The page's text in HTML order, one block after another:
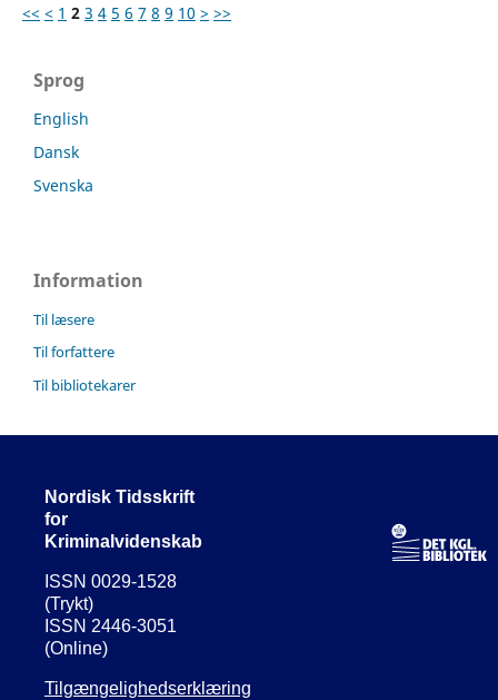
<< < 1 2 3 4 5 6 7 8 9 10 > >>
Sprog
English
Dansk
Svenska
Information
Til læsere
Til forfattere
Til bibliotekarer
Nordisk Tidsskrift
for
Kriminalvidenskab
ISSN 0029-1528
(Trykt)
ISSN 2446-3051
(Online)
Tilgængelighedserklæring